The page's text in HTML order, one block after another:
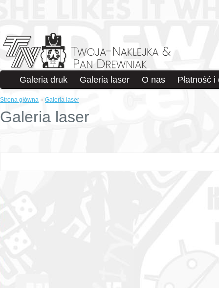
Galeria druk Galeria laser O nas Płatność
Strona główna » Galeria laser
Galeria laser